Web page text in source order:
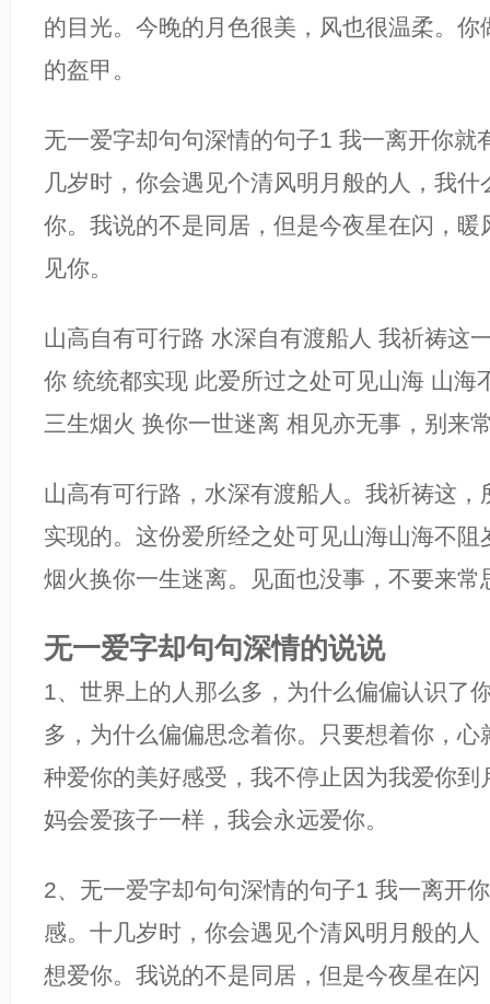
的目光。今晚的月色很美，风也很温柔。你
的盔甲。
无一爱字却句句深情的句子1 我一离开你就
几岁时，你会遇见个清风明月般的人，我什
你。我说的不是同居，但是今夜星在闪，暖
见你。
山高自有可行路 水深自有渡船人 我祈祷这
你 统统都实现 此爱所过之处可见山海 山海
三生烟火 换你一世迷离 相见亦无事，别来
山高有可行路，水深有渡船人。我祈祷这，
实现的。这份爱所经之处可见山海山海不阻
烟火换你一生迷离。见面也没事，不要来常
无一爱字却句句深情的说说
1、世界上的人那么多，为什么偏偏认识了
多，为什么偏偏思念着你。只要想着你，心
种爱你的美好感受，我不停止因为我爱你到
妈会爱孩子一样，我会永远爱你。
2、无一爱字却句句深情的句子1 我一离开
感。十几岁时，你会遇见个清风明月般的人
想爱你。我说的不是同居，但是今夜星在闪